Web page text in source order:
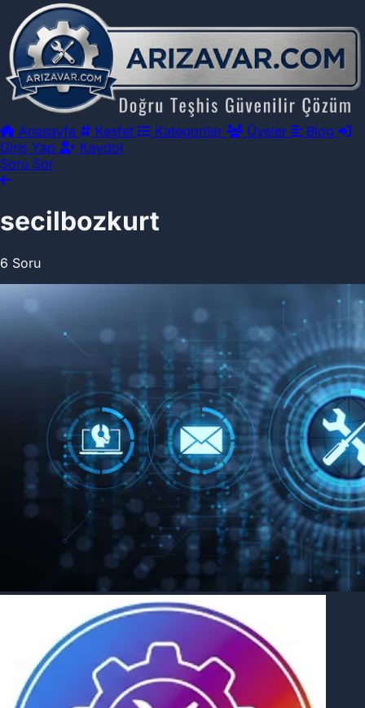
Anasayfa Keşfet Kategoriler Üyeler
Blog
Giriş Yap
Kaydol
Soru Sor
secilbozkurt
6 Soru